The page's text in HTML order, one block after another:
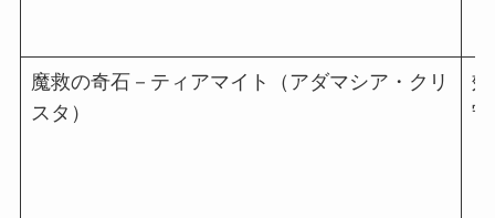
魔救の奇石－ティアマイト（アダマシア・クリ
スタ）